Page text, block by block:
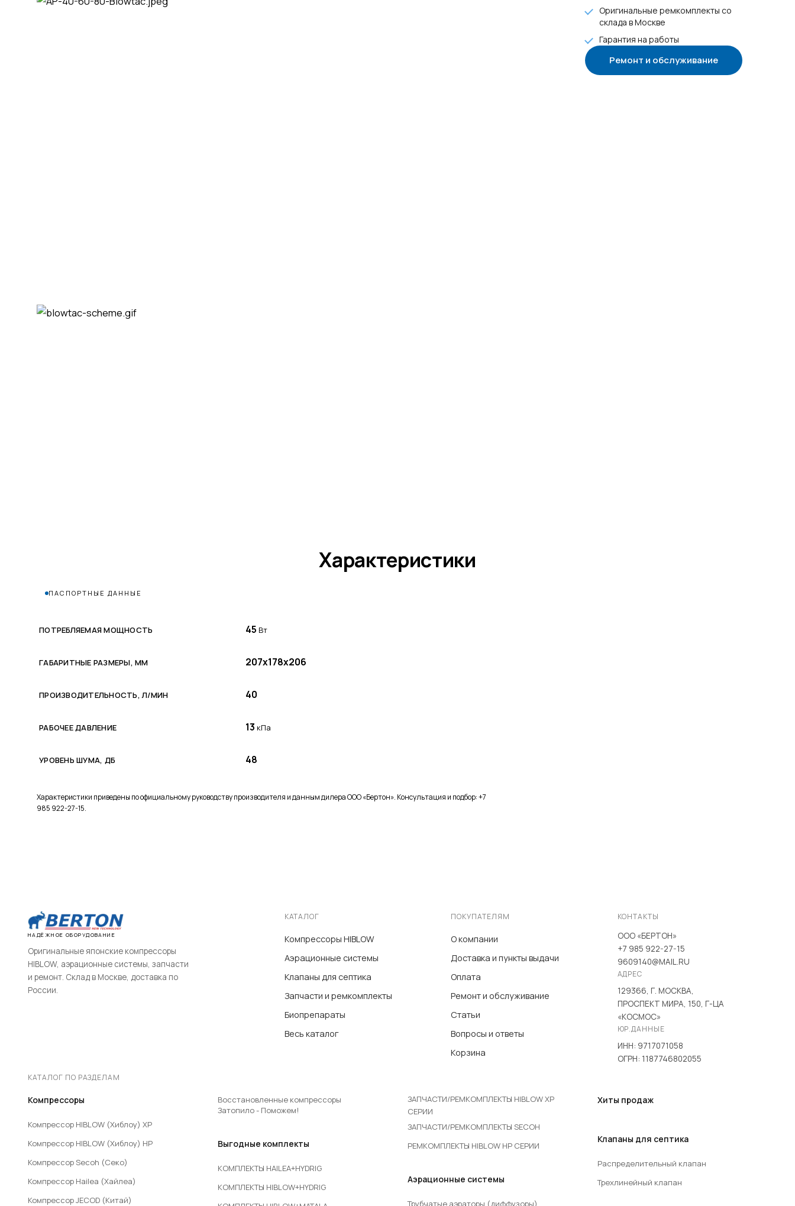
Оригинальные ремкомплекты со
склада в Москве
Гарантия на работы
Ремонт и обслуживание
Характеристики
ПАСПОРТНЫЕ ДАННЫЕ
ПОТРЕБЛЯЕМАЯ МОЩНОСТЬ 45 Вт
ГАБАРИТНЫЕ РАЗМЕРЫ, ММ 207х178х206
ПРОИЗВОДИТЕЛЬНОСТЬ, Л/МИН 40
РАБОЧЕЕ ДАВЛЕНИЕ 13 кПа
УРОВЕНЬ ШУМА, ДБ 48
Характеристики приведены по официальному руководству производителя и данным дилера ООО «Бертон». Консультация и подбор: +7
985 922-27-15.
НАДЁЖНОЕ ОБОРУДОВАНИЕ
Оригинальные японские компрессоры
HIBLOW, аэрационные системы, запчасти
и ремонт. Склад в Москве, доставка по
России.
КАТАЛОГ
Компрессоры HIBLOW
Аэрационные системы
Клапаны для септика
Запчасти и ремкомплекты
Биопрепараты
Весь каталог
ПОКУПАТЕЛЯМ
О компании
Доставка и пункты выдачи
Оплата
Ремонт и обслуживание
Статьи
Вопросы и ответы
Корзина
КОНТАКТЫ
ООО «БЕРТОН»
+7 985 922-27-15
9609140@MAIL.RU
АДРЕС
129366, Г. МОСКВА,
ПРОСПЕКТ МИРА, 150, Г-ЦА
«КОСМОС»
ЮР.ДАННЫЕ
ИНН: 9717071058
ОГРН: 1187746802055
КАТАЛОГ ПО РАЗДЕЛАМ
Компрессоры
Компрессор HIBLOW (Хиблоу) XP
Компрессор HIBLOW (Хиблоу) HP
Компрессор Secoh (Секо)
Компрессор Hailea (Хайлеа)
Компрессор JECOD (Китай)
Восстановленные компрессоры
Затопило - Поможем!
Выгодные комплекты
КОМПЛЕКТЫ HAILEA+HYDRIG
КОМПЛЕКТЫ HIBLOW+HYDRIG
ЗАПЧАСТИ/РЕМКОМПЛЕКТЫ HIBLOW XP
СЕРИИ
ЗАПЧАСТИ/РЕМКОМПЛЕКТЫ SECOH
РЕМКОМПЛЕКТЫ HIBLOW HP СЕРИИ
Аэрационные системы
Трубчатые аэраторы (диффузоры)
Хиты продаж
Клапаны для септика
Распределительный клапан
Трехлинейный клапан